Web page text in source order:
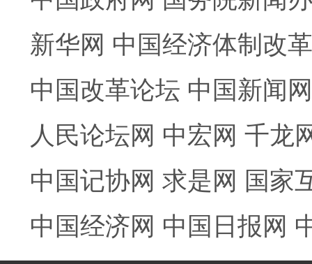
新华网 中国经济体制改
中国改革论坛 中国新闻网
人民论坛网 中宏网 千龙
中国记协网 求是网 国家
中国经济网 中国日报网